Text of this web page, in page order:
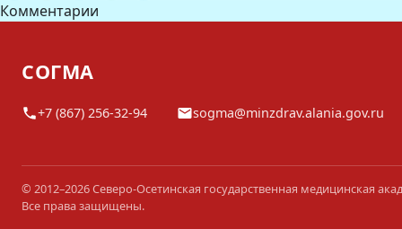
Комментарии
СОГМА
+7 (867) 256-32-94 sogma@minzdrav.alania.gov.ru
© 2012–2026 Северо-Осетинская государственная медицинская
Все права защищены.